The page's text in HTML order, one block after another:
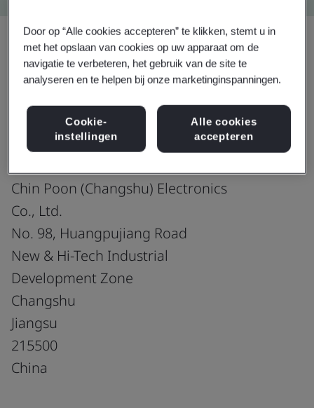
Delen:
ISO 14001:2015
Chin Poon (Changshu) Electronics
Co., Ltd.
No. 98, Huangpujiang Road
New & Hi-Tech Industrial
Development Zone
Changshu
Jiangsu
215500
China
Door op “Alle cookies accepteren” te klikken, stemt u in
met het opslaan van cookies op uw apparaat om de
navigatie te verbeteren, het gebruik van de site te
analyseren en te helpen bij onze marketinginspanningen.
Cookie-
instellingen
Alle cookies
accepteren